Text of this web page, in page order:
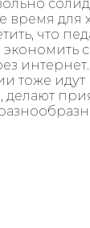
время
что
тоже идут
делают